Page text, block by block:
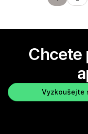
Chcete
Vyzkoušejte